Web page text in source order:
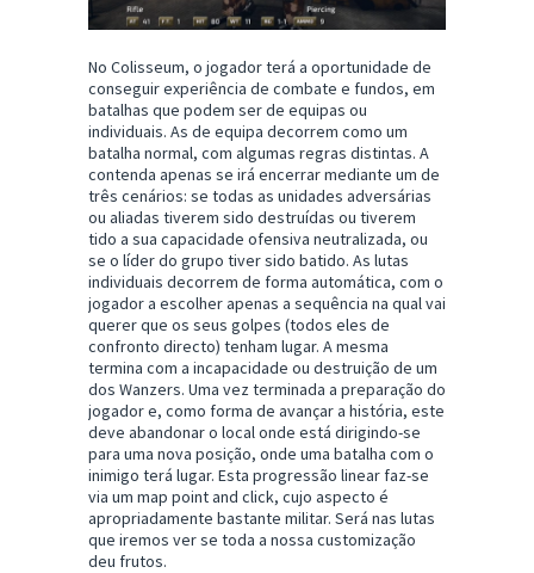
No Colisseum, o jogador terá a oportunidade de
conseguir experiência de combate e fundos, em
batalhas que podem ser de equipas ou
individuais. As de equipa decorrem como um
batalha normal, com algumas regras distintas. A
contenda apenas se irá encerrar mediante um de
três cenários: se todas as unidades adversárias
ou aliadas tiverem sido destruídas ou tiverem
tido a sua capacidade ofensiva neutralizada, ou
se o líder do grupo tiver sido batido. As lutas
individuais decorrem de forma automática, com o
jogador a escolher apenas a sequência na qual vai
querer que os seus golpes (todos eles de
confronto directo) tenham lugar. A mesma
termina com a incapacidade ou destruição de um
dos Wanzers. Uma vez terminada a preparação do
jogador e, como forma de avançar a história, este
deve abandonar o local onde está dirigindo-se
para uma nova posição, onde uma batalha com o
inimigo terá lugar. Esta progressão linear faz-se
via um map point and click, cujo aspecto é
apropriadamente bastante militar. Será nas lutas
que iremos ver se toda a nossa customização
deu frutos.